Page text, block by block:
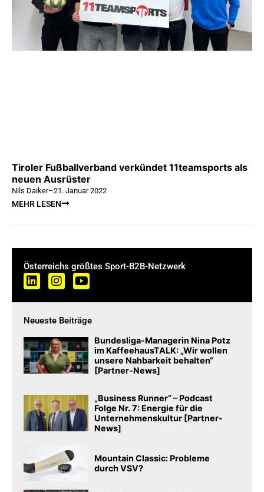
Tiroler Fußballverband verkündet 11teamsports als
neuen Ausrüster
Nils Daiker–21. Januar 2022
MEHR LESEN
Österreichs größtes Sport-B2B-Netzwerk
Neueste Beiträge
Bundesliga-Managerin Nina Potz
im KaffeehausTALK: „Wir wollen
unsere Nahbarkeit behalten“
[Partner-News]
„Business Runner“ – Podcast
Folge Nr. 7: Energie für die
Unternehmenskultur [Partner-
News]
Mountain Classic: Probleme
durch VSV?